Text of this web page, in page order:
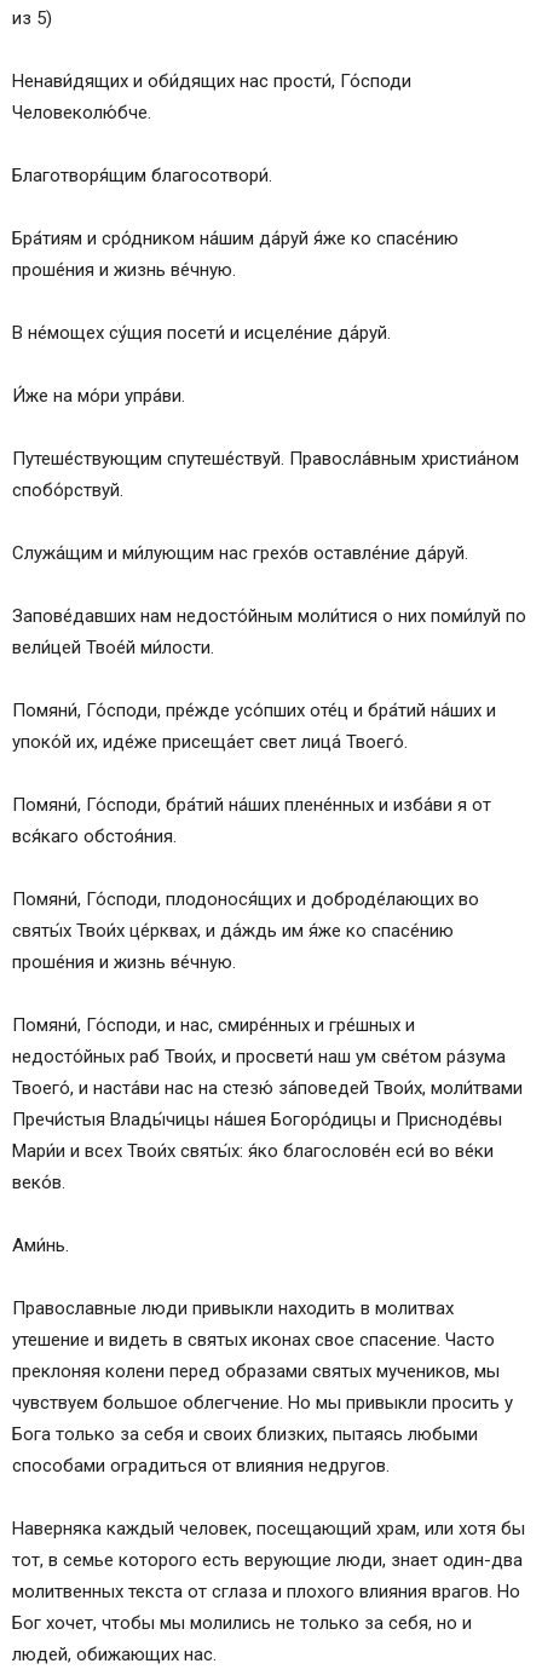
из 5)
Ненави́дящих и оби́дящих нас прости́, Го́споди
Человеколю́бче.
Благотворя́щим благосотвори́.
Бра́тиям и сро́дником на́шим да́руй я́же ко спасе́нию
проше́ния и жизнь ве́чную.
В не́мощех су́щия посети́ и исцеле́ние да́руй.
И́же на мо́ри упра́ви.
Путеше́ствующим спутеше́ствуй. Правосла́вным христиа́ном
спобо́рствуй.
Служа́щим и ми́лующим нас грехо́в оставле́ние да́руй.
Запове́давших нам недосто́йным моли́тися о них поми́луй по
вели́цей Твое́й ми́лости.
Помяни́, Го́споди, пре́жде усо́пших оте́ц и бра́тий на́ших и
упоко́й их, иде́же присеща́ет свет лица́ Твоего́.
Помяни́, Го́споди, бра́тий на́ших плене́нных и изба́ви я от
вся́каго обстоя́ния.
Помяни́, Го́споди, плодонося́щих и доброде́лающих во
святы́х Твои́х це́рквах, и да́ждь им я́же ко спасе́нию
проше́ния и жизнь ве́чную.
Помяни́, Го́споди, и нас, смире́нных и гре́шных и
недосто́йных раб Твои́х, и просвети́ наш ум све́том ра́зума
Твоего́, и наста́ви нас на стезю́ за́поведей Твои́х, моли́твами
Пречи́стыя Влады́чицы на́шея Богоро́дицы и Присноде́вы
Мари́и и всех Твои́х святы́х: я́ко благослове́н еси́ во ве́ки
веко́в.
Ами́нь.
Православные люди привыкли находить в молитвах
утешение и видеть в святых иконах свое спасение. Часто
преклоняя колени перед образами святых мучеников, мы
чувствуем большое облегчение. Но мы привыкли просить у
Бога только за себя и своих близких, пытаясь любыми
способами оградиться от влияния недругов.
Наверняка каждый человек, посещающий храм, или хотя бы
тот, в семье которого есть верующие люди, знает один-два
молитвенных текста от сглаза и плохого влияния врагов. Но
Бог хочет, чтобы мы молились не только за себя, но и
людей, обижающих нас.